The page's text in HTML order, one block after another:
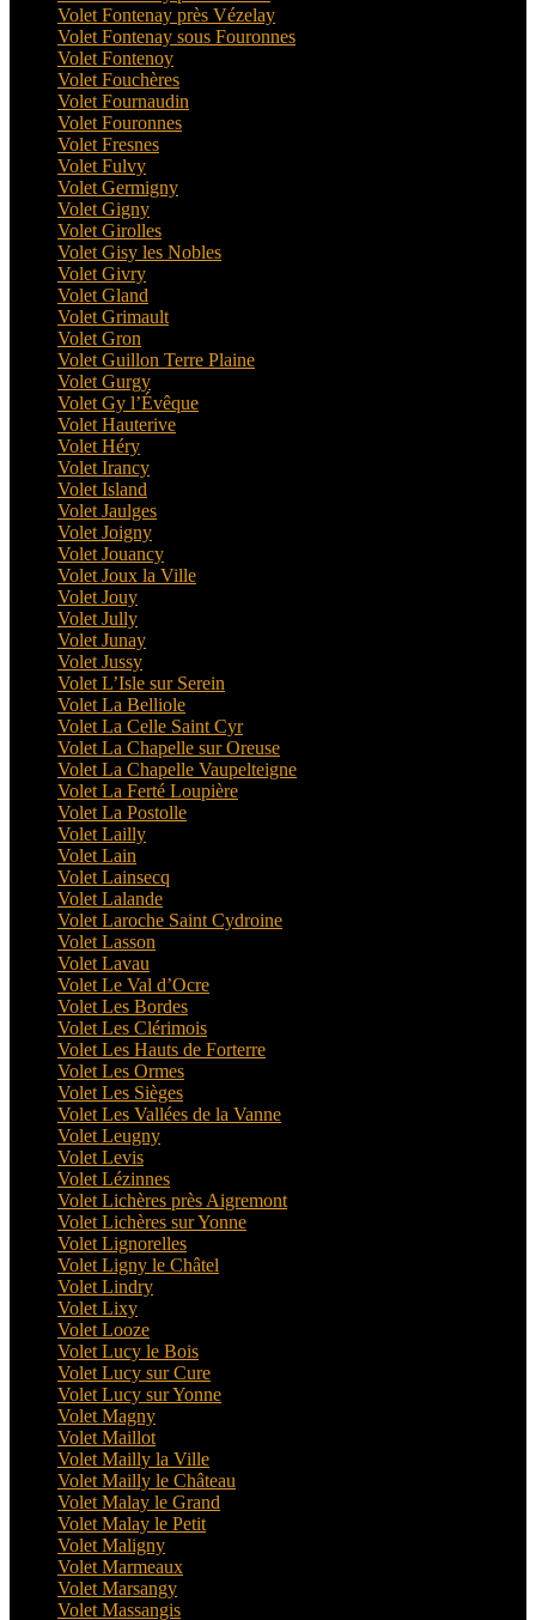
Volet Fontenay près Vézelay
Volet Fontenay sous Fouronnes
Volet Fontenoy
Volet Fouchères
Volet Fournaudin
Volet Fouronnes
Volet Fresnes
Volet Fulvy
Volet Germigny
Volet Gigny
Volet Girolles
Volet Gisy les Nobles
Volet Givry
Volet Gland
Volet Grimault
Volet Gron
Volet Guillon Terre Plaine
Volet Gurgy
Volet Gy l’Évêque
Volet Hauterive
Volet Héry
Volet Irancy
Volet Island
Volet Jaulges
Volet Joigny
Volet Jouancy
Volet Joux la Ville
Volet Jouy
Volet Jully
Volet Junay
Volet Jussy
Volet L’Isle sur Serein
Volet La Belliole
Volet La Celle Saint Cyr
Volet La Chapelle sur Oreuse
Volet La Chapelle Vaupelteigne
Volet La Ferté Loupière
Volet La Postolle
Volet Lailly
Volet Lain
Volet Lainsecq
Volet Lalande
Volet Laroche Saint Cydroine
Volet Lasson
Volet Lavau
Volet Le Val d’Ocre
Volet Les Bordes
Volet Les Clérimois
Volet Les Hauts de Forterre
Volet Les Ormes
Volet Les Sièges
Volet Les Vallées de la Vanne
Volet Leugny
Volet Levis
Volet Lézinnes
Volet Lichères près Aigremont
Volet Lichères sur Yonne
Volet Lignorelles
Volet Ligny le Châtel
Volet Lindry
Volet Lixy
Volet Looze
Volet Lucy le Bois
Volet Lucy sur Cure
Volet Lucy sur Yonne
Volet Magny
Volet Maillot
Volet Mailly la Ville
Volet Mailly le Château
Volet Malay le Grand
Volet Malay le Petit
Volet Maligny
Volet Marmeaux
Volet Marsangy
Volet Massangis